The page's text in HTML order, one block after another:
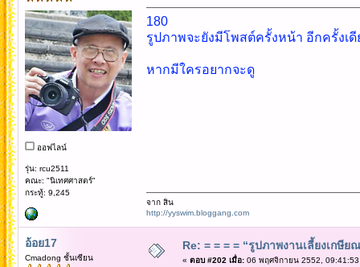
ออฟไลน์
รุ่น: rcu2511
คณะ: "นิเทศศาสตร์"
กระทู้: 9,245
180
รูปภาพจะยังมีโพสต์ครั้งหน้า อีกครั้งเดี
หากมีใครอยากจะดู
จาก สิน
http://yyswim.bloggang.com
อ้อย17
Cmadong ชั้นเซียน
Re: = = = = “รูปภาพงานเลี้ยงเกษี
« ตอบ #202 เมื่อ:06 พฤศจิกายน 2552, 09:41:53